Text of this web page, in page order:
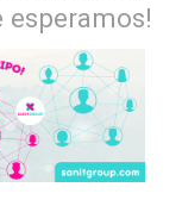
esperamos!